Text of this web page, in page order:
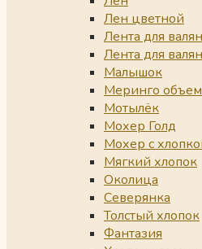
Лен цветной
Лента для
Лента для
Малышок
Меринго
Мотылёк
Мохер Голд
Мохер с
Мягкий хлопок
Околица
Северянка
Толстый хлопок
Фантазия